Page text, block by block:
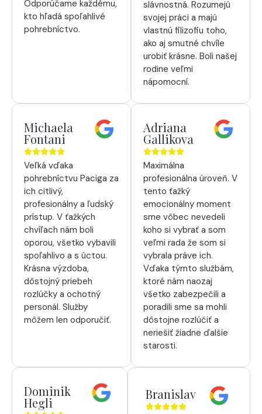
Odporúčame každému,
kto hľadá spoľahlivé
pohrebníctvo.
slávnostná. Rozumejú
svojej práci a majú
vlastnú filizofiu toho,
ako aj smutné chvíle
urobiť krásne. Boli našej
rodine veľmi
nápomocní.
Michaela
Fontani
Veľká vďaka
pohrebníctvu Paciga za
ich citlivý,
profesionálny a ľudský
prístup. V ťažkých
chvíľach nám boli
oporou, všetko vybavili
spoľahlivo a s úctou.
Krásna výzdoba,
dôstojný priebeh
rozlúčky a ochotný
personál. Služby
môžem len odporučiť.
Adriana
Gallikova
Maximálna
profesionálna úroveň. V
tento ťažký
emocionálny moment
sme vôbec nevedeli
koho si vybrať a som
veľmi rada že som si
vybrala práve ich.
Vďaka týmto službám,
ktoré nám naozaj
všetko zabezpečili a
poradili sme sa mohli
dôstojne rozlúčiť a
neriešiť žiadne ďalšie
starosti.
Dominik
Hegli
Branislav